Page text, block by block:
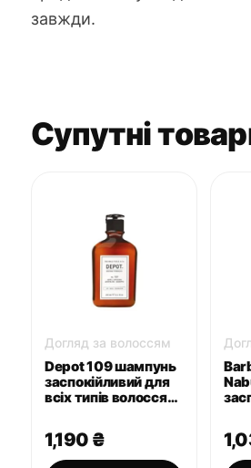
завжди.
Супутні
Догляд за волоссям
Depot 109 шампунь
заспокійливий для
всіх типів волосся
1,190 ₴